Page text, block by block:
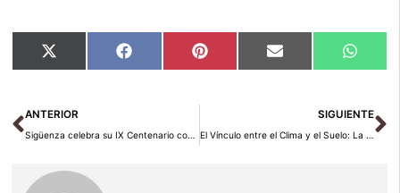
Compartir
en
X
(Twitter)
Compartir
en
Facebook Compartir
en
Pinterest Compartir
en
Email
en
Ant
ANTERIOR
Sigüenza celebra su IX Centenario con una emotiva clausura en San Vicente 2025
SIGUIENTE
El Vínculo entre el Clima y el Suelo: La Singularidad de los Vinos de Somontano en Bodegas Obergo